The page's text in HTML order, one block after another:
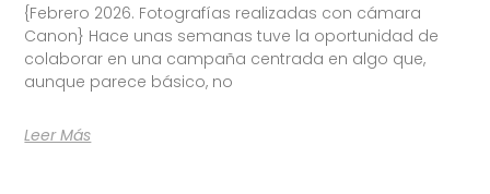
{Febrero 2026. Fotografías realizadas con cámara
Canon} Hace unas semanas tuve la oportunidad de
colaborar en una campaña centrada en algo que,
aunque parece básico, no
Leer Más